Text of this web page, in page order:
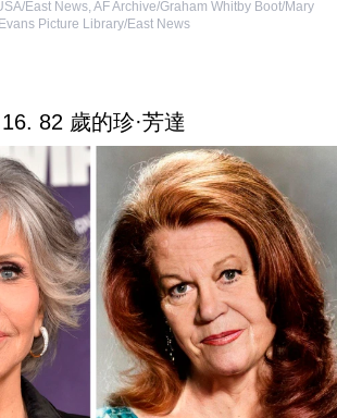
East News, AF Archive/Graham Whitby Boot/Mary
Evans Picture Library/East News
16. 82 歲的珍·芳達